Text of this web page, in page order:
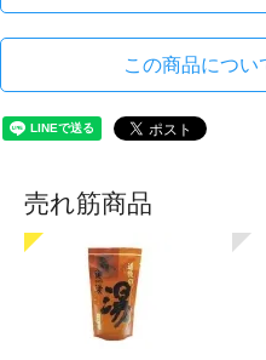
この商品につい
売れ筋商品